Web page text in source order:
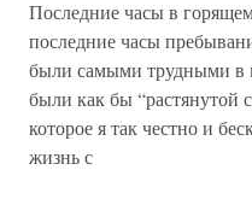
Последние часы в
последние часы
были самыми трудными в
были как бы “растянутой
которое я так честно и
жизнь с